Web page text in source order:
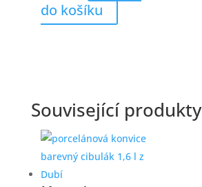
do košíku
Související produkty